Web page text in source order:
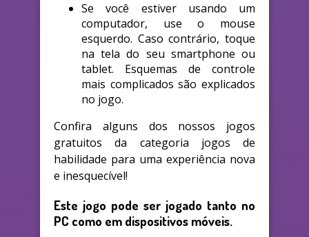
Se você estiver usando um
computador, use o mouse
esquerdo. Caso contrário, toque
na tela do seu smartphone ou
tablet. Esquemas de controle
mais complicados são explicados
no jogo.
Confira alguns dos nossos jogos
gratuitos da categoria jogos de
habilidade para uma experiência nova
e inesquecível!
Este jogo pode ser jogado tanto no
PC como em dispositivos móveis.